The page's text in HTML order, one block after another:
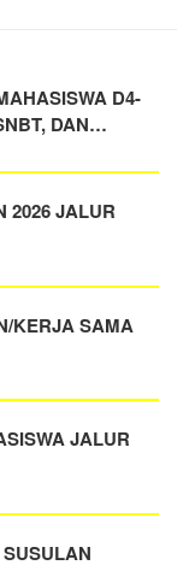
D4-
DAN…
2026 JALUR
KERJA SAMA
JALUR